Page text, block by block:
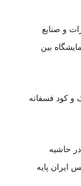
و صنایع
نمایشگاه بین
و کود فسفاته
حاشیه
مس ایران پایه